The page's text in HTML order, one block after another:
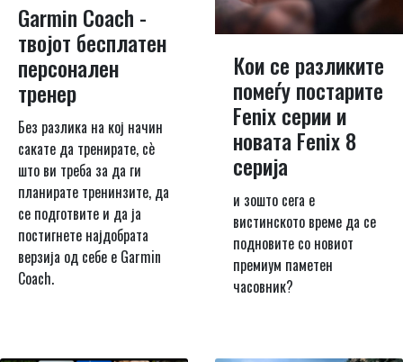
Garmin Coach -
твојот бесплатен
персонален
тренер
Без разлика на кој начин
сакате да тренирате, сè
што ви треба за да ги
планирате тренинзите, да
се подготвите и да ја
постигнете најдобрата
верзија од себе е Garmin
Coach.
Кои се разликите
помеѓу постарите
Fenix серии и
новата Fenix 8
серија
и зошто сега е
вистинското време да се
подновите со новиот
премиум паметен
часовник?